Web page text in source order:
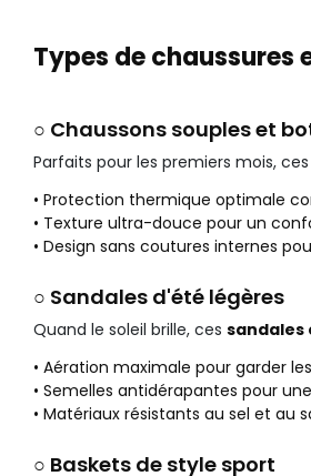
Types de
○ Chaussons souples et
Parfaits pour les premiers mois,
• Protection thermique optimale
• Texture ultra-douce pour un
• Design sans coutures internes
○ Sandales d'été légères
Quand le soleil brille, ces sandales
• Aération maximale pour garder
• Semelles antidérapantes pour
• Matériaux résistants au sel et au
○ Baskets de style sport